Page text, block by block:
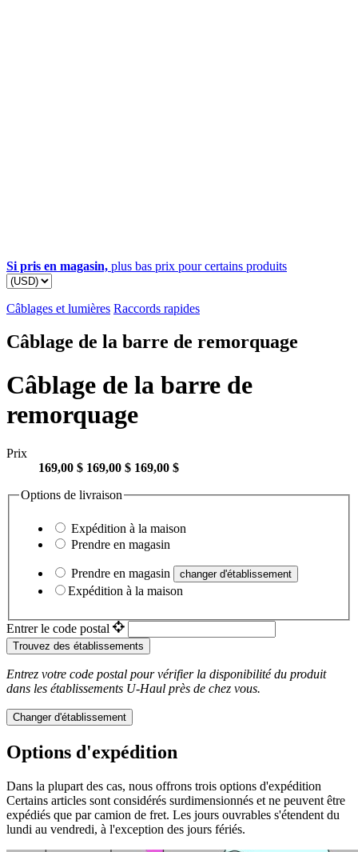
Si pris en magasin, plus bas prix pour certains produits
Câblages et lumières Raccords rapides
Câblage de la barre de remorquage
Câblage de la barre de
remorquage
Prix
169,00 $ 169,00 $ 169,00 $
Options de livraison
Expédition à la maison
Prendre en magasin
Prendre en magasin changer d'établissement
Expédition à la maison
Entrer le code postal
Trouvez des établissements
Entrez votre code postal pour vérifier la disponibilité du produit
dans les établissements U-Haul près de chez vous.
Changer d'établissement
Options d'expédition
Dans la plupart des cas, nous offrons trois options d'expédition
Certains articles sont considérés surdimensionnés et ne peuvent être
expédiés que par camion de fret. Les jours ouvrables s'étendent du
lundi au vendredi, à l'exception des jours fériés.